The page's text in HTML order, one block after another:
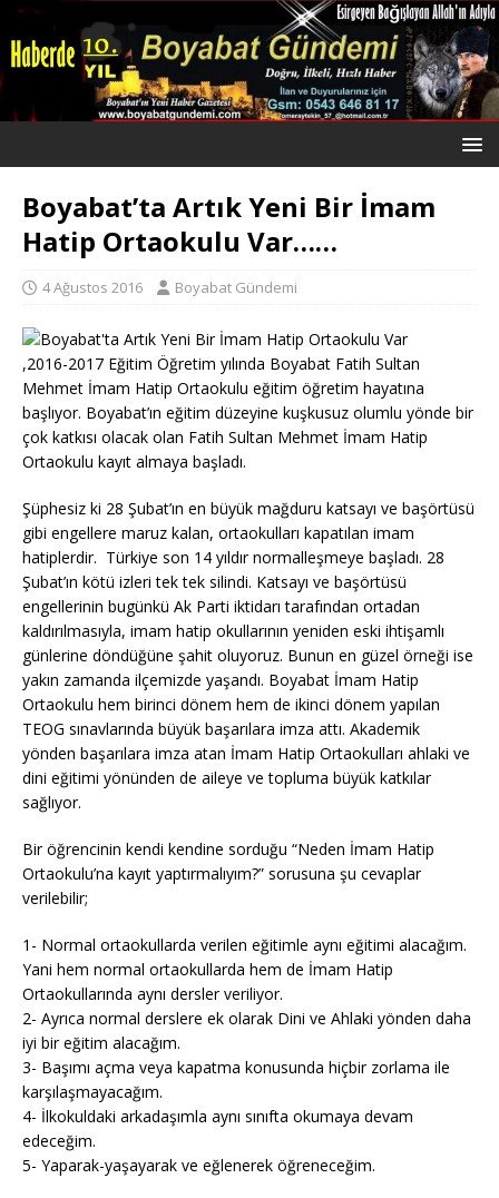
Boyabat’ta Artık Yeni Bir İmam
Hatip Ortaokulu Var……
4 Ağustos 2016 Boyabat Gündemi
,2016-2017 Eğitim Öğretim yılında Boyabat Fatih Sultan
Mehmet İmam Hatip Ortaokulu eğitim öğretim hayatına
başlıyor. Boyabat’ın eğitim düzeyine kuşkusuz olumlu yönde bir
çok katkısı olacak olan Fatih Sultan Mehmet İmam Hatip
Ortaokulu kayıt almaya başladı.
Şüphesiz ki 28 Şubat’ın en büyük mağduru katsayı ve başörtüsü
gibi engellere maruz kalan, ortaokulları kapatılan imam
hatiplerdir. Türkiye son 14 yıldır normalleşmeye başladı. 28
Şubat’ın kötü izleri tek tek silindi. Katsayı ve başörtüsü
engellerinin bugünkü Ak Parti iktidarı tarafından ortadan
kaldırılmasıyla, imam hatip okullarının yeniden eski ihtişamlı
günlerine döndüğüne şahit oluyoruz. Bunun en güzel örneği ise
yakın zamanda ilçemizde yaşandı. Boyabat İmam Hatip
Ortaokulu hem birinci dönem hem de ikinci dönem yapılan
TEOG sınavlarında büyük başarılara imza attı. Akademik
yönden başarılara imza atan İmam Hatip Ortaokulları ahlaki ve
dini eğitimi yönünden de aileye ve topluma büyük katkılar
sağlıyor.
Bir öğrencinin kendi kendine sorduğu “Neden İmam Hatip
Ortaokulu’na kayıt yaptırmalıyım?” sorusuna şu cevaplar
verilebilir;
1- Normal ortaokullarda verilen eğitimle aynı eğitimi alacağım.
Yani hem normal ortaokullarda hem de İmam Hatip
Ortaokullarında aynı dersler veriliyor.
2- Ayrıca normal derslere ek olarak Dini ve Ahlaki yönden daha
iyi bir eğitim alacağım.
3- Başımı açma veya kapatma konusunda hiçbir zorlama ile
karşılaşmayacağım.
4- İlkokuldaki arkadaşımla aynı sınıfta okumaya devam
edeceğim.
5- Yaparak-yaşayarak ve eğlenerek öğreneceğim.